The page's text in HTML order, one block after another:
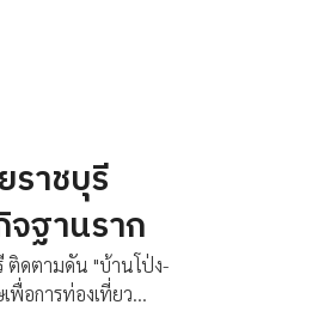
ราชบุรี
จฐานราก
ติดตามดัน "บ้านโป่ง-
พื่อการท่องเที่ยว